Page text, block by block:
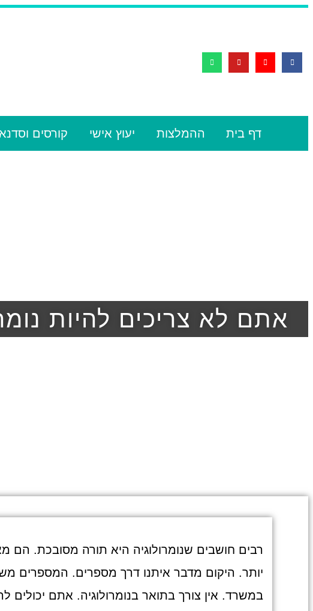
דף בית ההמלצות יעוץ אישי קורסים
אתם לא צריכים להיות
רבים חושבים שנומרולוגיה היא תורה מסובכת.
יותר. היקום מדבר איתנו דרך מספרים. המספרים
במשרד. אין צורך בתואר בנומרולוגיה. אתם